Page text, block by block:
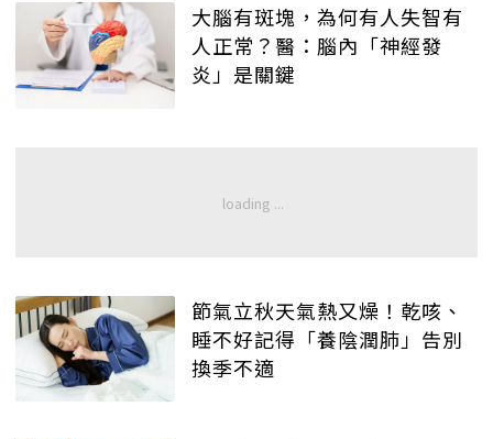
大腦有斑塊，為何有人失智有
人正常？醫：腦內「神經發
炎」是關鍵
節氣立秋天氣熱又燥！乾咳、
睡不好記得「養陰潤肺」告別
換季不適